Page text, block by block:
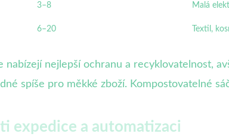
3–8 Malá
6–20 Textil,
nejlepší ochranu a recyklovatelnost,
spíše pro měkké zboží. Kompostovatelné
expedice a automatizaci